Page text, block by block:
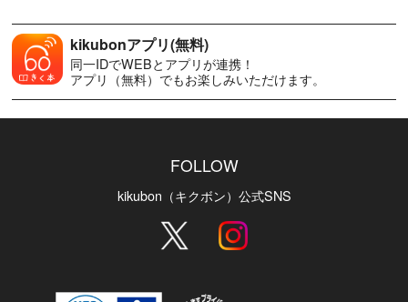
kikubonアプリ(無料)
同一IDでWEBとアプリが連携！
アプリ（無料）でもお楽しみいただけます。
FOLLOW
kikubon（キクボン）公式SNS